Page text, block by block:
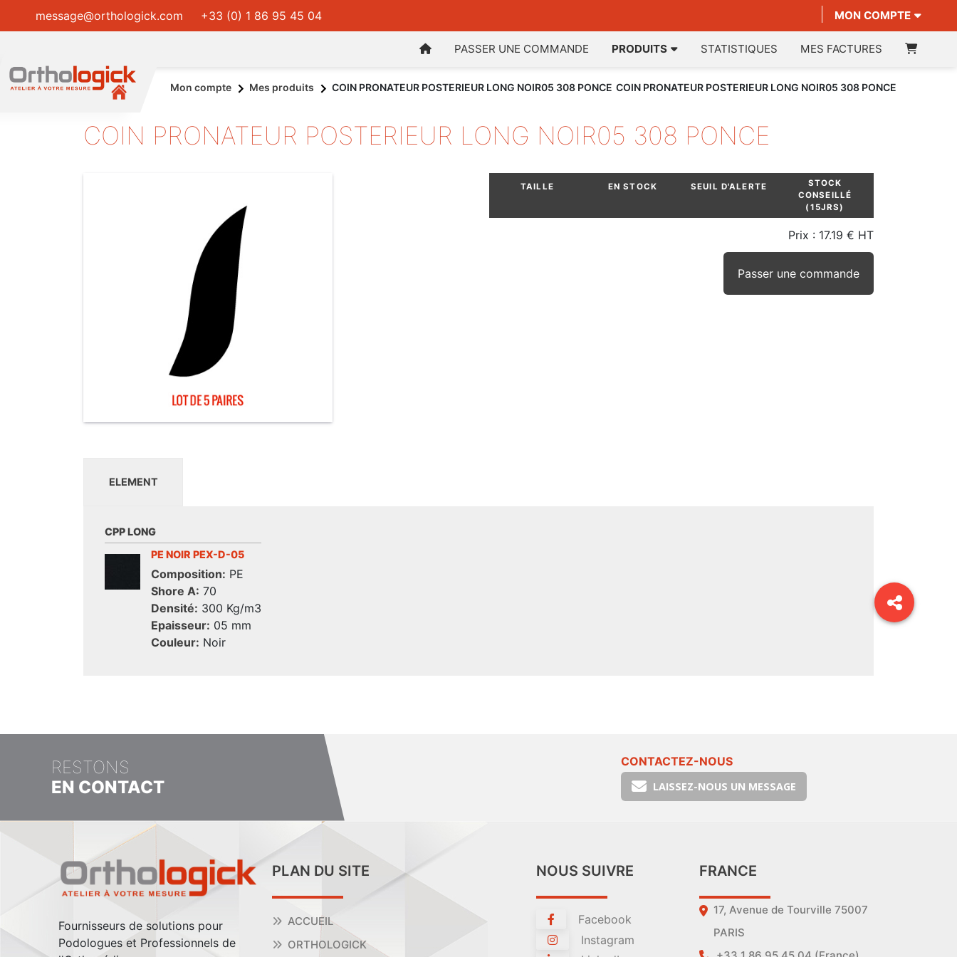
message@orthologick.com +33 (0) 1 86 95 45 04 MON COMPTE
PASSER UNE COMMANDE PRODUITS STATISTIQUES MES FACTURES
Mon compte Mes produits COIN PRONATEUR POSTERIEUR LONG NOIR05 308 PONCE COIN PRONATEUR POSTERIEUR LONG NOIR05 308 PONCE
COIN PRONATEUR POSTERIEUR LONG NOIR05 308 PONCE
TAILLE EN STOCK SEUIL D'ALERTE
STOCK
CONSEILLÉ
(15JRS)
Prix : 17.19 € HT
Passer une commande
ELEMENT
CPP LONG
PE NOIR PEX-D-05
Composition: PE
Shore A: 70
Densité: 300 Kg/m3
Epaisseur: 05 mm
Couleur: Noir
RESTONS
EN CONTACT
CONTACTEZ-NOUS
LAISSEZ-NOUS UN MESSAGE
Fournisseurs de solutions pour
Podologues et Professionnels de
PLAN DU SITE
ACCUEIL
ORTHOLOGICK
NOUS SUIVRE
Facebook
Instagram
FRANCE
17, Avenue de Tourville 75007
PARIS